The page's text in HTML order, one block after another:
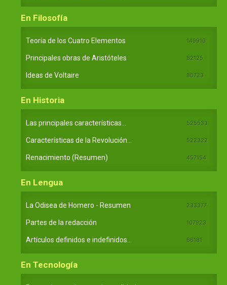
En Filosofía
Teoría de los Cuatro Elementos 149910
Principales obras de Aristóteles 82125
Ideas de Voltaire 80723
En Historia
Las principales características... 525533
Características de la Revolución... 522322
Renacimiento (Resumen) 457154
En Lengua
La Odisea de Homero - Resumen 233377
Partes de la redacción 107923
Artículos definidos e indefinidos... 66181
En Tecnología